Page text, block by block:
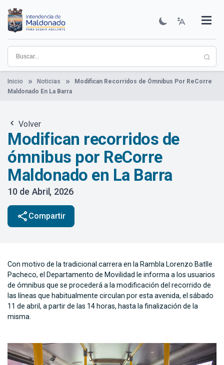
contenido
principal
Institucional
Municipios
Descubre Maldonado
Comunicación
Servicios
Guía De Trámites
Ver Noticias
Inicio Noticias
Modifican Recorridos de Ómnibus Por ReCorre
Maldonado En La Barra
Volver
Modifican recorridos de
ómnibus por ReCorre
Maldonado en La Barra
10 de Abril, 2026
share Compartir
Con motivo de la tradicional carrera en la Rambla Lorenzo Batlle
Pacheco, el Departamento de Movilidad le informa a los usuarios
de ómnibus que se procederá a la modificación del recorrido de
las líneas que habitualmente circulan por esta avenida, el sábado
11 de abril, a partir de las 14 horas, hasta la finalización de la
misma.